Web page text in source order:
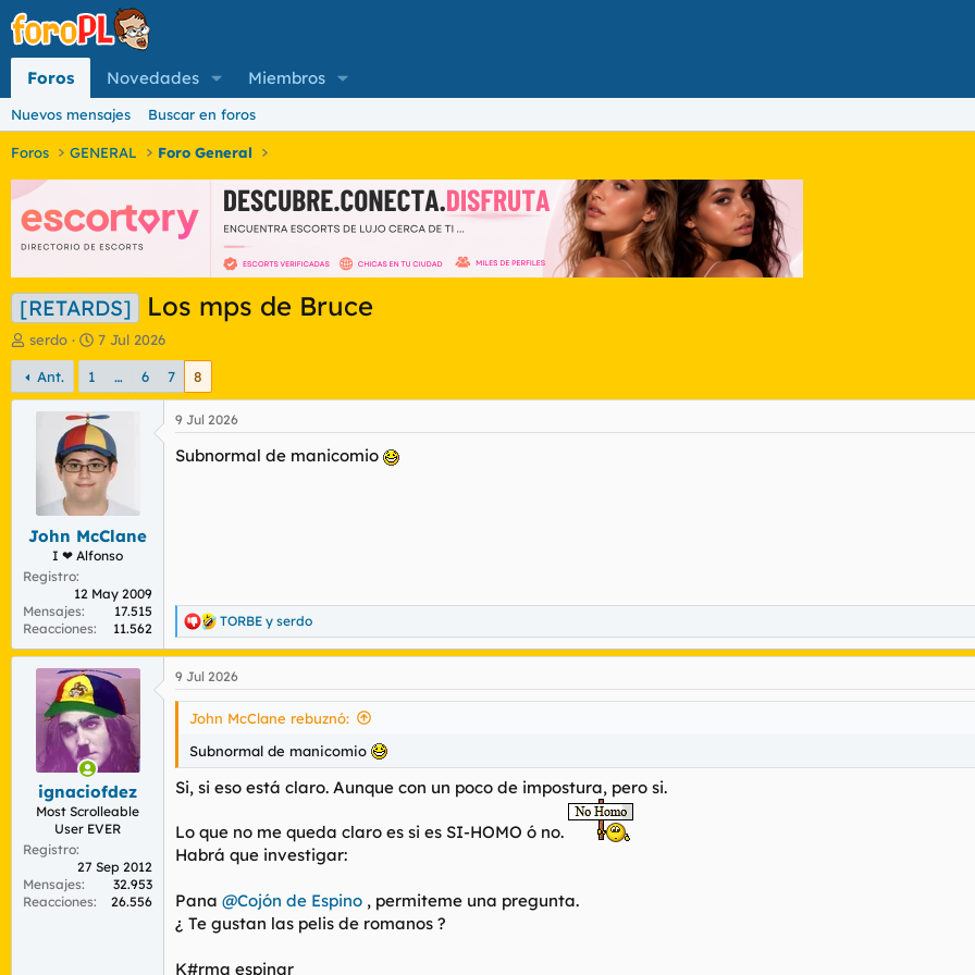
Foros Novedades Miembros
Nuevos mensajes Buscar en foros
Foros GENERAL Foro General
[RETARDS] Los mps de Bruce
I
n
i
c
d
e
t
m
a
serdo
F
e
h
a
d
e
i
n
i
c
i
7 Jul 2026
Ant. 1 … 6 7 8
John McClane
I ❤ Alfonso
Registro
12 May 2009
Mensajes
17.515
Reacciones
11.562
9 Jul 2026
Subnormal de manicomio
R
e
a
c
c
e
s
TORBE y serdo
ignaciofdez
Most Scrolleable
User EVER
Registro
27 Sep 2012
Mensajes
32.953
Reacciones
26.556
9 Jul 2026
John McClane rebuznó:
Subnormal de manicomio
Si, si eso está claro. Aunque con un poco de impostura, pero si.
Lo que no me queda claro es si es SI-HOMO ó no.
Habrá que investigar:
Pana @Cojón de Espino , permiteme una pregunta.
¿ Te gustan las pelis de romanos ?
K#rma espinar